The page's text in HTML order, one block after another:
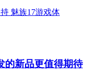
的新品更值得期待